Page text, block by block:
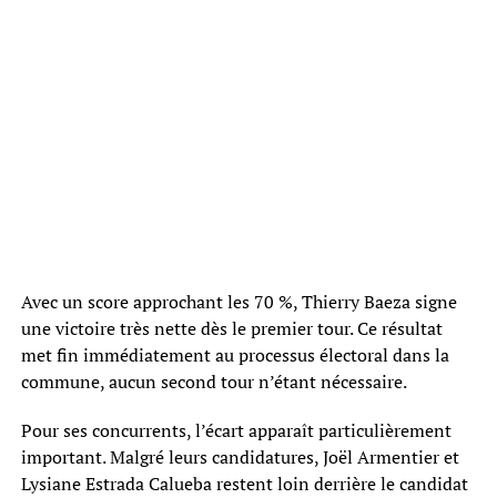
Avec un score approchant les 70 %, Thierry Baeza signe
une victoire très nette dès le premier tour. Ce résultat
met fin immédiatement au processus électoral dans la
commune, aucun second tour n’étant nécessaire.
Pour ses concurrents, l’écart apparaît particulièrement
important. Malgré leurs candidatures, Joël Armentier et
Lysiane Estrada Calueba restent loin derrière le candidat